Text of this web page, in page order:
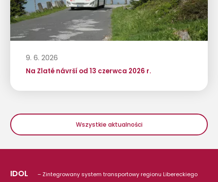
9. 6. 2026
Na Zlaté návrší od 13 czerwca 2026 r.
Wszystkie aktualności
IDOL – Zintegrowany system transportowy regionu Libereckiego